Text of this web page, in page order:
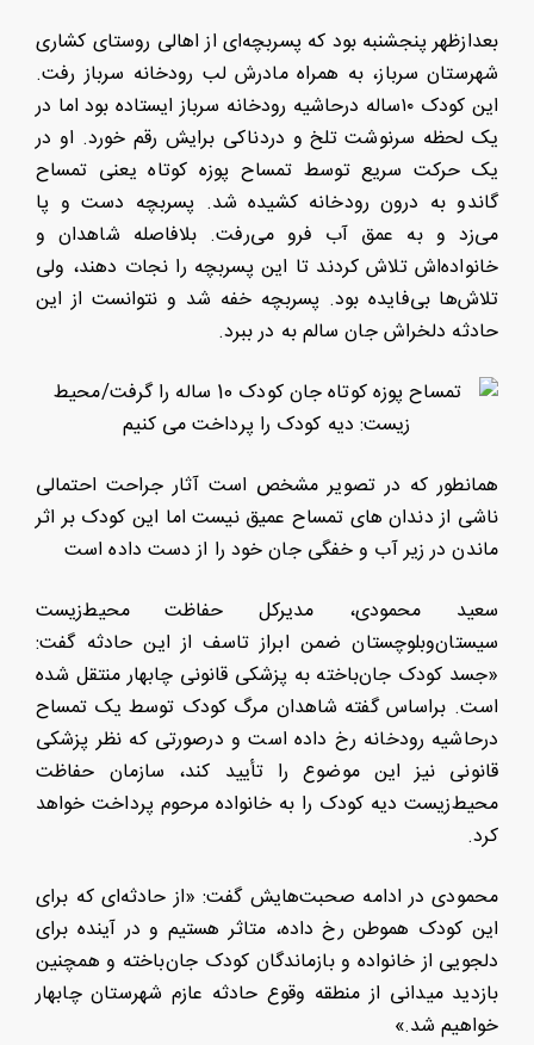
بعدازظهر پنجشنبه بود که پسربچه‌ای از اهالی روستای کشاری
شهرستان سرباز، به همراه مادرش لب رودخانه سرباز رفت.
این کودک ١٠ساله درحاشیه رودخانه سرباز ایستاده بود اما در
یک لحظه سرنوشت تلخ و دردناکی برایش رقم خورد. او در
یک حرکت سریع توسط تمساح پوزه کوتاه یعنی تمساح
گاندو به درون رودخانه کشیده شد. پسربچه دست و پا
می‌زد و به عمق آب فرو می‌رفت. بلافاصله شاهدان و
خانواده‌اش تلاش کردند تا این پسربچه را نجات دهند، ولی
تلاش‌ها بی‌فایده بود. پسربچه خفه شد و نتوانست از این
حادثه دلخراش جان سالم به در ببرد.
همانطور که در تصویر مشخص است آثار جراحت احتمالی
ناشی از دندان های تمساح عمیق نیست اما این کودک بر اثر
ماندن در زیر آب و خفگی جان خود را از دست داده است
سعید محمودی، مدیرکل حفاظت محیط‌زیست
سیستان‌وبلوچستان ضمن ابراز تاسف از این حادثه گفت:
«جسد کودک جان‌باخته به پزشکی قانونی چابهار منتقل شده
است. براساس گفته شاهدان مرگ کودک توسط یک تمساح
درحاشیه رودخانه رخ داده است و درصورتی که نظر پزشکی
قانونی نیز این موضوع را تأیید کند، سازمان حفاظت
محیط‌زیست دیه کودک را به خانواده مرحوم پرداخت خواهد
کرد.
محمودی در ادامه صحبت‌هایش گفت: «از حادثه‌ای که برای
این کودک هموطن رخ داده، متاثر هستیم و در آینده برای
دلجویی از خانواده و بازماندگان کودک جان‌باخته و همچنین
بازدید میدانی از منطقه وقوع حادثه عازم شهرستان چابهار
خواهیم شد.»